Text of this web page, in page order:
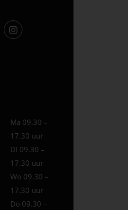
Ma 09.30 –
17.30 uur
Di 09.30 –
17.30 uur
Wo 09.30 –
17.30 uur
Do 09.30 –